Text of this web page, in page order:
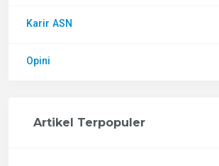
Karir ASN
Opini
Artikel Terpopuler